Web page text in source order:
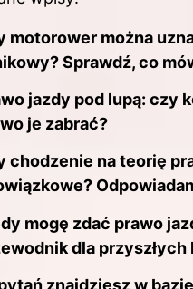
motorower można
Sprawdź, co
jazdy pod lupą: czy
je zabrać?
chodzenie na teorię
mogę zdać prawo
dla
znajdziesz w